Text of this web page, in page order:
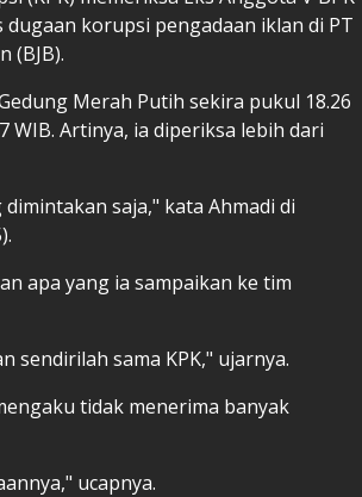
dugaan korupsi pengadaan iklan di PT
(BJB).
Merah Putih sekira pukul 18.26
WIB. Artinya, ia diperiksa lebih dari
saja," kata Ahmadi di
apa yang ia sampaikan ke tim
sendirilah sama KPK," ujarnya.
tidak menerima banyak
ucapnya.